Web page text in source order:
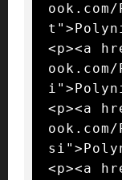
<p><a
<p><a
<p><a